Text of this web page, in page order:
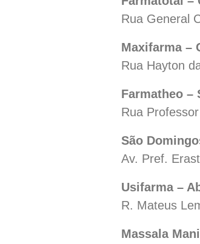
Rua General
Maxifarma –
Rua Hayton
Farmatheo –
Rua
São
Av. Pref.
Usifarma –
R. Mateus
Massala